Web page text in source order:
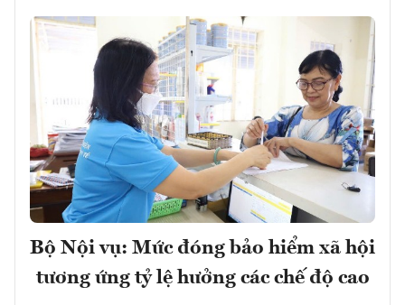
Bộ Nội vụ: Mức đóng bảo hiểm xã hội
tương ứng tỷ lệ hưởng các chế độ cao